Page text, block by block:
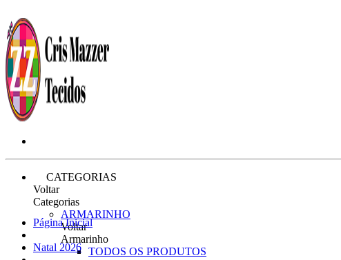
CATEGORIAS
Voltar
Categorias
ARMARINHO
Voltar
Armarinho
TODOS OS PRODUTOS
Página Inicial
Natal 2026